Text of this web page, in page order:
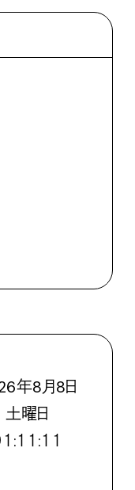
年8月8日
土曜日
:１１:１２